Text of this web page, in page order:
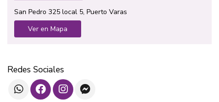
San Pedro 325 local 5, Puerto Varas
Ver en Mapa
Redes Sociales